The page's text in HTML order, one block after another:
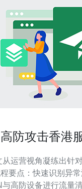
防攻击香港
从运营视角凝练出针
要点：快速识别异
高防设备进行流量